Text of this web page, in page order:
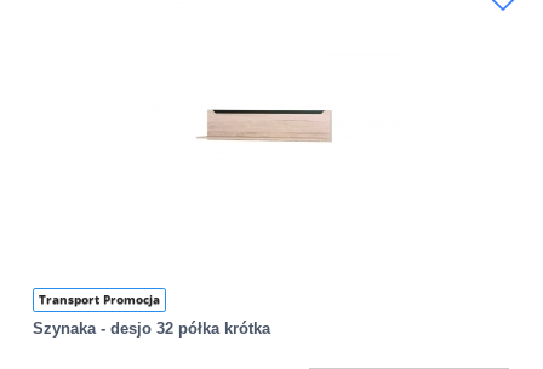
Transport Promocja
Szynaka - desjo 32 półka krótka